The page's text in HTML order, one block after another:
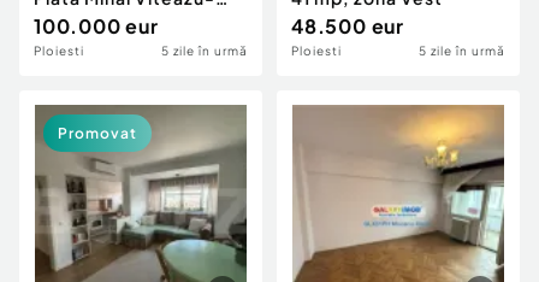
77mp- bloc 1983
100.000 eur
Ploiesti 5 zile în urmă
48.500 eur
Ploiesti 5 zile în urmă
Promovat